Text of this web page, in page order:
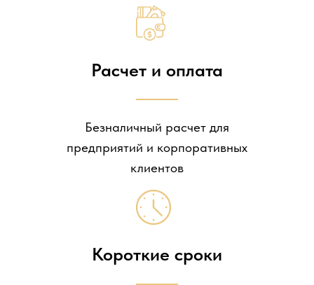
Расчет и оплата
Безналичный расчет для
предприятий и корпоративных
клиентов
Короткие сроки